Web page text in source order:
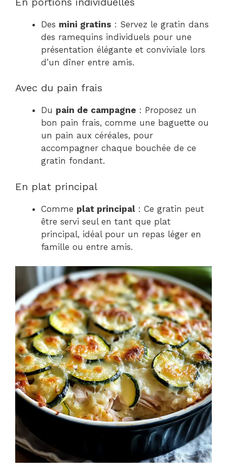
Des mini gratins : Servez le gratin dans
des ramequins individuels pour une
présentation élégante et conviviale lors
d’un dîner entre amis.
Avec du pain frais
Du pain de campagne : Proposez un
bon pain frais, comme une baguette ou
un pain aux céréales, pour
accompagner chaque bouchée de ce
gratin fondant.
En plat principal
Comme plat principal : Ce gratin peut
être servi seul en tant que plat
principal, idéal pour un repas léger en
famille ou entre amis.